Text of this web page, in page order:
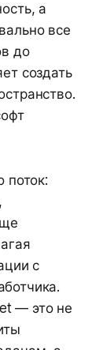
а
все
до
создать
поток:
с
— это не